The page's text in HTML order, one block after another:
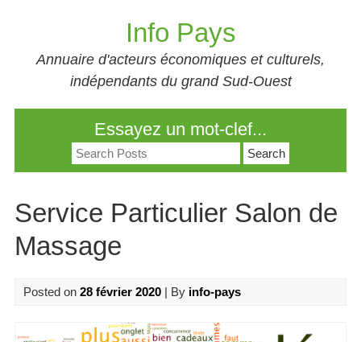
Info Pays
Annuaire d'acteurs économiques et culturels,
indépendants du grand Sud-Ouest
Essayez un mot-clef...
Search
for:
Service Particulier Salon de
Massage
Posted on 28 février 2020| By info-pays